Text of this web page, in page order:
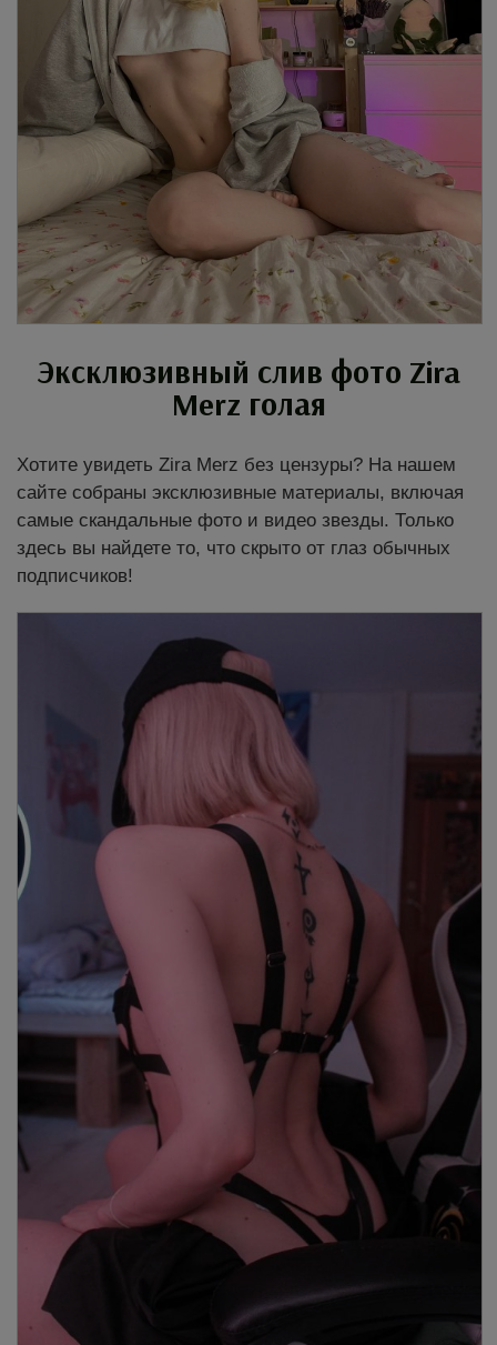
Эксклюзивный слив фото Zira
Merz голая
Хотите увидеть Zira Merz без цензуры? На нашем
сайте собраны эксклюзивные материалы, включая
самые скандальные фото и видео звезды. Только
здесь вы найдете то, что скрыто от глаз обычных
подписчиков!